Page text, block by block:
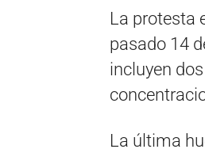
La protesta
pasado 14
incluyen
La última